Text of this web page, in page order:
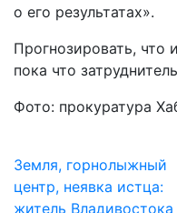
о его результатах».
Прогнозировать, что
пока что
Фото: прокуратура
Земля, горнолыжный
центр, неявка истца:
житель Владивостока